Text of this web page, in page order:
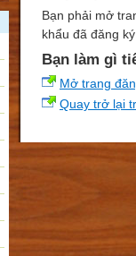
Bạn phải mở
khẩu đã đăng
Bạn làm gì
Mở trang
Quay trở lại